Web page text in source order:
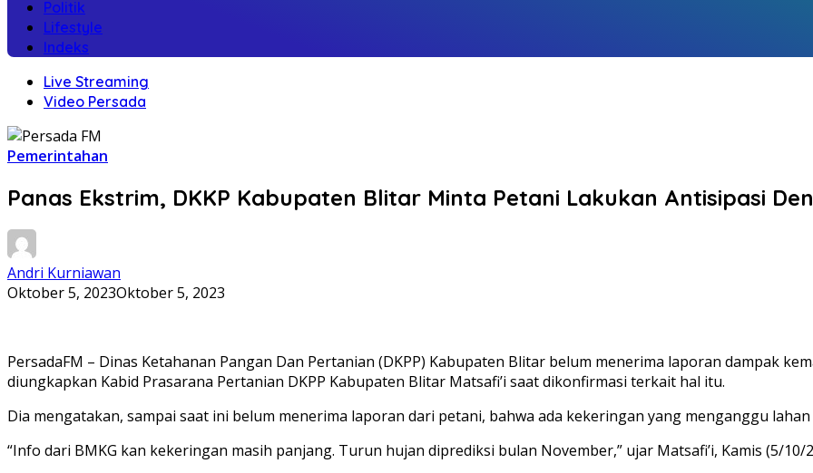
Politik
Lifestyle
Indeks
Live Streaming
Video Persada
Pemerintahan
Panas Ekstrim, DKKP Kabupaten Blitar Minta Petani Lakukan Antisipasi
Andri Kurniawan
Oktober 5, 2023Oktober 5, 2023
PersadaFM – Dinas Ketahanan Pangan Dan Pertanian (DKPP) Kabupaten Blitar belum menerima laporan dampak
diungkapkan Kabid Prasarana Pertanian DKPP Kabupaten Blitar Matsafi’i saat dikonfirmasi terkait hal itu.
Dia mengatakan, sampai saat ini belum menerima laporan dari petani, bahwa ada kekeringan yang menganggu
“Info dari BMKG kan kekeringan masih panjang. Turun hujan diprediksi bulan November,” ujar Matsafi’i, Kamis (5/10/